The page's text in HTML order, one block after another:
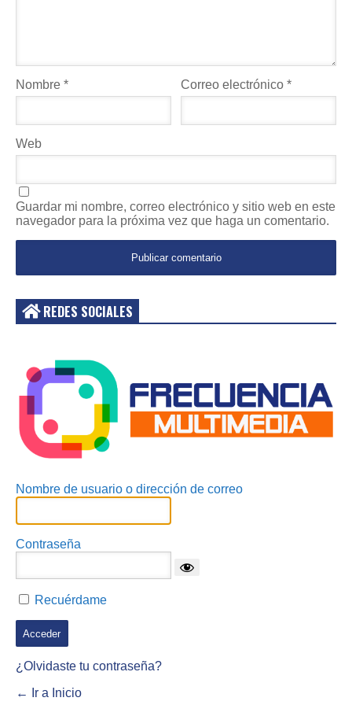
Nombre * Correo electrónico*
Web
Guardar mi nombre, correo electrónico y sitio web en este
navegador para la próxima vez que haga un comentario.
REDES SOCIALES
Nombre de usuario o dirección de correo
Contraseña
Recuérdame
¿Olvidaste tu contraseña?
← Ir a Inicio